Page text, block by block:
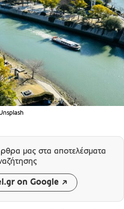
μας στα αποτελέσματα
on Google